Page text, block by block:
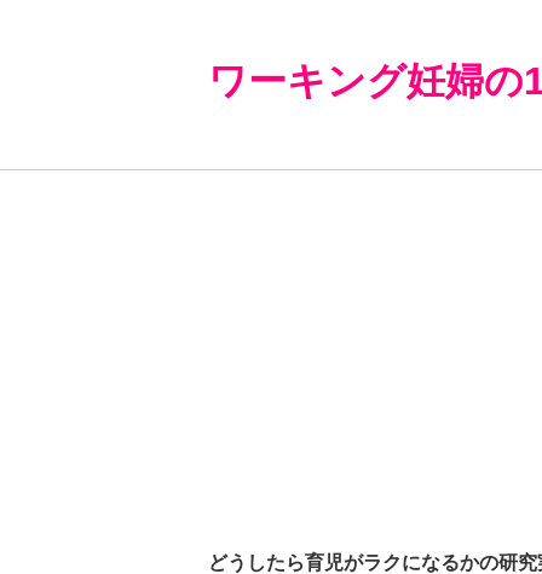
ワーキング妊婦の
どうしたら育児がラクになるかの研